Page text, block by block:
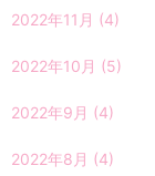
2022年11月 (4)
2022年10月 (5)
2022年9月 (4)
2022年8月 (4)